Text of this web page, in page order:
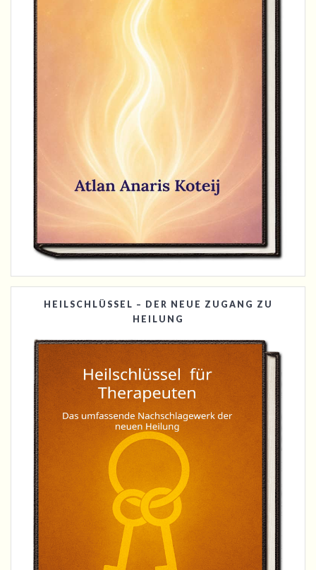
HEILSCHLÜSSEL – DER NEUE ZUGANG ZU
HEILUNG